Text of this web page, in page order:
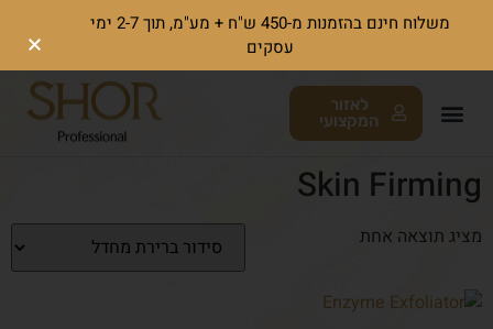
לאזור
המקצועי
Skin Firming
מציג תוצאה אחת
משלוח חינם בהזמנות מ-450 ש"ח + מע"מ, תוך 2-7 ימי
עסקים